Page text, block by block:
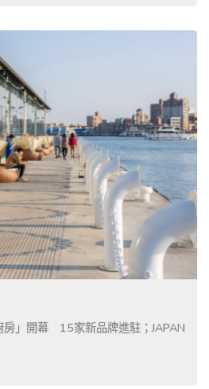
房」開幕 15家新品牌進駐；JAPAN